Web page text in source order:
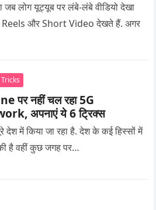
लोग यूट्यूब पर लंबे-लंबे वीडियो देखा
और Short Video देखते हैं. अगर
पर नहीं चल रहा 5G
अपनाएं ये 6 ट्रिक्स
में किया जा रहा है. देश के कई हिस्सों में
है वहीं कुछ जगह पर…